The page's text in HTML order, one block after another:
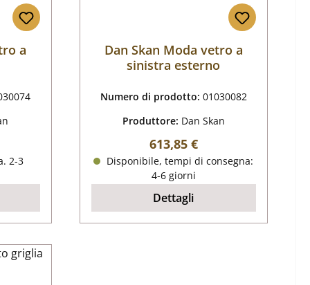
a
2-3
Dan Skan Moda vetro a
sinistra esterno
Numero di prodotto: 01030082
Produttore: Dan Skan
Prezzo normale:
613,85 €
Disponibile, tempi di consegna:
4-6 giorni
Dettagli